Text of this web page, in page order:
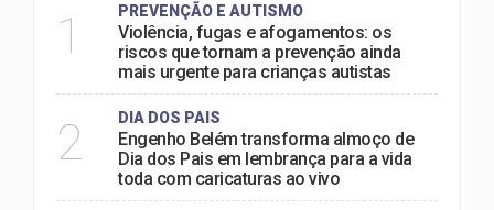
1 PREVENÇÃO E AUTISMO
Violência, fugas e afogamentos: os
riscos que tornam a prevenção ainda
mais urgente para crianças autistas
2 DIA DOS PAIS
Engenho Belém transforma almoço de
Dia dos Pais em lembrança para a vida
toda com caricaturas ao vivo